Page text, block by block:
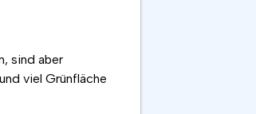
sind aber
viel Grünfläche